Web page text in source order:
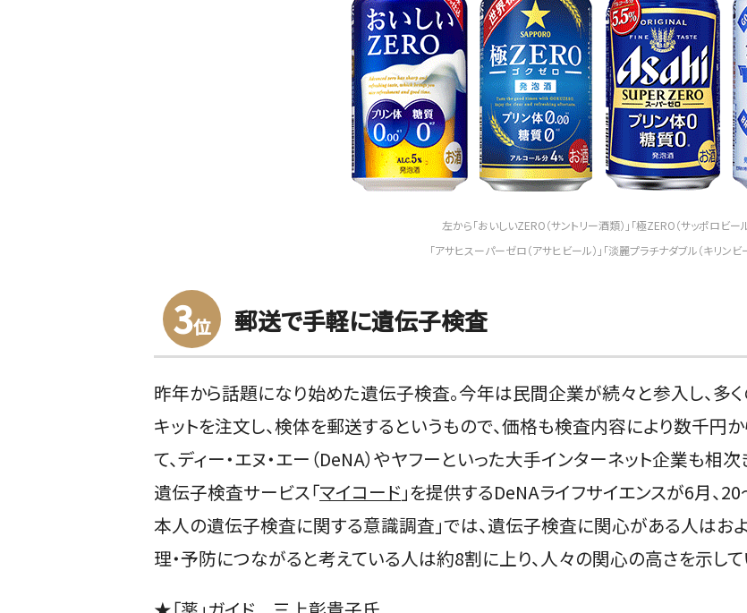
左から「おいしいZERO（サントリー酒類）」「極ZERO（サッポロビール
「アサヒスーパーゼロ（アサヒビール）」「淡麗プラチナダブル（キリンビ
3位 郵送で手軽に遺伝子検査
昨年から話題になり始めた遺伝子検査。今年は民間企業が続々と参入し、多く
キットを注文し、検体を郵送するというもので、価格も検査内容により数千円
て、ディー・エヌ・エー（DeNA）やヤフーといった大手インターネット企業も相次
遺伝子検査サービス「マイコード 」を提供するDeNAライフサイエンスが6月、
本人の遺伝子検査に関する意識調査」では、遺伝子検査に関心がある人はお
理・予防につながると考えている人は約8割に上り、人々の関心の高さを示して